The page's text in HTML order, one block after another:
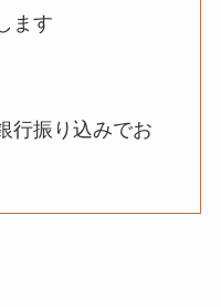
ます
行振り込みでお